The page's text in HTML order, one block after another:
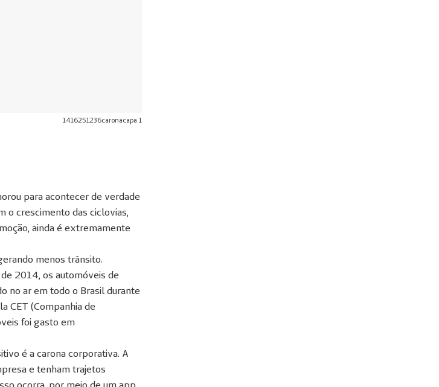
1416251236caronacapa 1
para acontecer de verdade
o crescimento das ciclovias,
ainda é extremamente
menos trânsito.
2014, os automóveis de
no ar em todo o Brasil durante
CET (Companhia de
foi gasto em
é a carona corporativa. A
e tenham trajetos